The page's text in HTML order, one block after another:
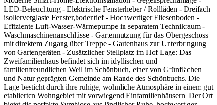
LED-Beleuchtung - Elektrische Fensterheber / Rollläden - Dreifach
isolierverglaste Fenster,bodentief - Hochwertiger Fliesenboden -
Effiziente Luft-Wasser-Wärmepumpe in separatem Technikraum -
Waschmaschinenanschlüsse - Gartennutzung für das Obergeschoss
mit direktem Zugang über Treppe - Gartenhaus zur Unterbringung
von Gartengeräten - Zusätzlicher Stellplatz im Hof Lage: Das
Zweifamilienhaus befindet sich im idyllischen und
familienfreundlichen Weil im Schönbuch, einer von Grünflächen
und Natur geprägten Gemeinde am Rande des Schönbuchs. Die
Lage besticht durch ihre ruhige, wohnliche Atmosphäre in einem gut
etablierten Wohngebiet mit vorwiegend Einfamilienhäusern. Der Ort